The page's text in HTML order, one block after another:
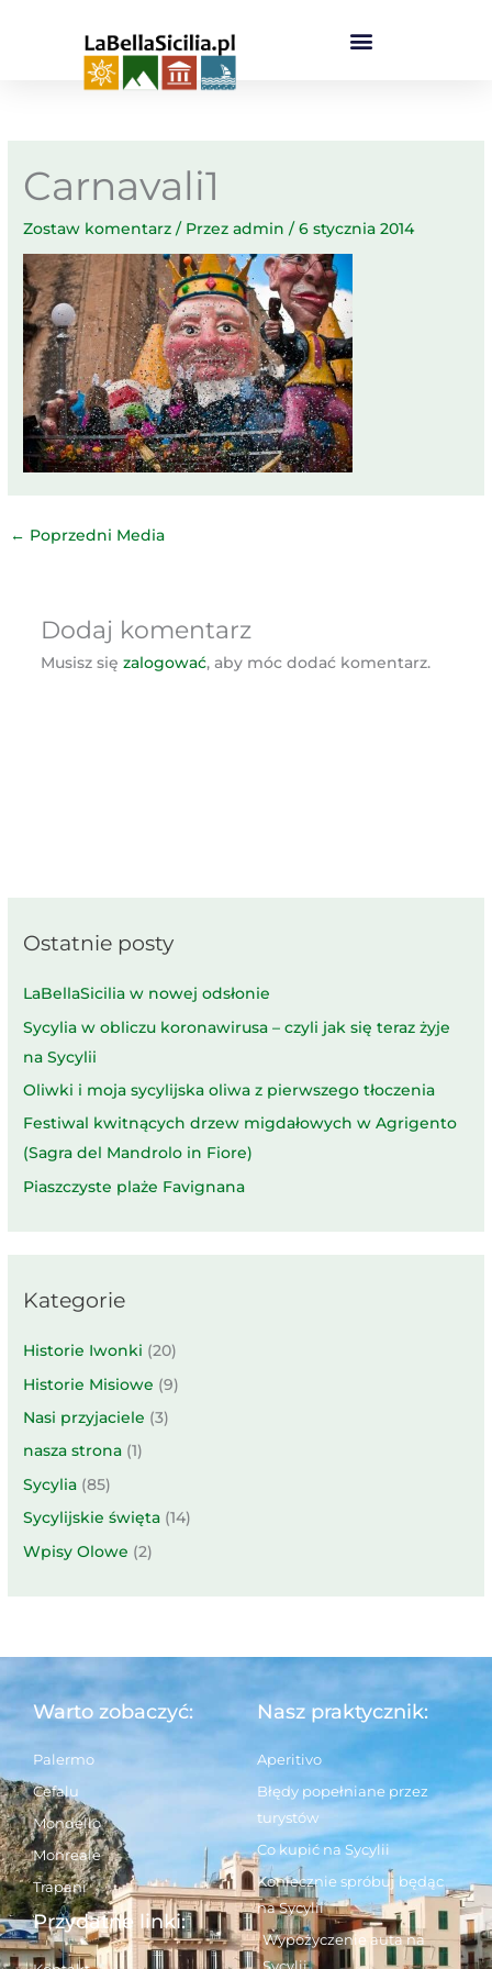
Carnavali1
Zostaw komentarz / Przezadmin/6 stycznia 2014
← Poprzedni Media
Dodaj komentarz
Musisz się zalogować, aby móc dodać komentarz.
Ostatnie posty
LaBellaSicilia w nowej odsłonie
Sycylia w obliczu koronawirusa – czyli jak się teraz żyje
na Sycylii
Oliwki i moja sycylijska oliwa z pierwszego tłoczenia
Festiwal kwitnących drzew migdałowych w Agrigento
(Sagra del Mandrolo in Fiore)
Piaszczyste plaże Favignana
Kategorie
Historie Iwonki (20)
Historie Misiowe (9)
Nasi przyjaciele (3)
nasza strona (1)
Sycylia (85)
Sycylijskie święta (14)
Wpisy Olowe (2)
Warto zobaczyć:
Palermo
Cefalu
Mondello
Monreale
Trapani
Nasz praktycznik:
Aperitivo
Błędy popełniane przez
turystów
Co kupić na Sycylii
Koniecznie spróbuj będąc
na Sycylii
Wypożyczenie auta na
Sycylii
Przydatne linki: